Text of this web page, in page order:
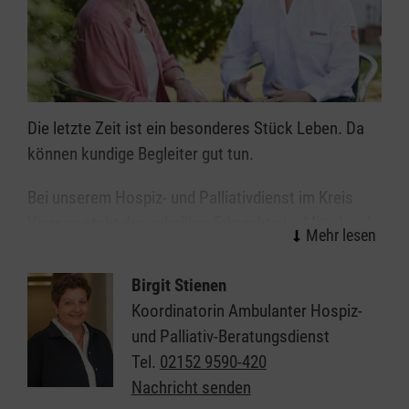
Die letzte Zeit ist ein besonderes Stück Leben. Da
können kundige Begleiter gut tun.
Bei unserem Hospiz- und Palliativdienst im Kreis
steht der unheilbar Erkrankte im Mittelpunkt
- insbesondere sein Wunsch nach umfassender
Schmerzlinderung (Palliative Care). Diese
Begleitung steht allen als kostenloses Angebot
offen, unabhängig von Weltanschauung, Alter oder
Lebensweise.
Wir unterstützen Sie als Angehörige und Betreuende
Birgit Stienen
Koordinatorin Ambulanter Hospiz-
und Palliativ-Beratungsdienst
Tel. 02152 9590-420
Nachricht senden